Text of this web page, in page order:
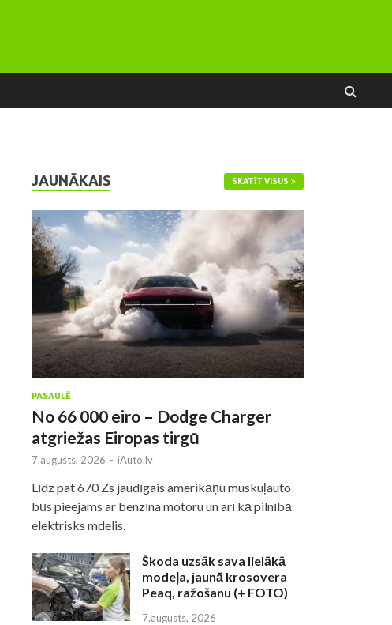
JAUNĀKAIS SKATĪT VISUS
PASAULĒ
No 66 000 eiro – Dodge Charger
atgriežas Eiropas tirgū
7.augusts, 2026 - iAuto.lv
Līdz pat 670 Zs jaudīgais amerikāņu muskuļauto
būs pieejams ar benzīna motoru un arī kā pilnībā
elektrisks mdelis.
Škoda uzsāk sava lielākā
modeļa, jaunā krosovera
Peaq, ražošanu (+ FOTO)
7.augusts, 2026